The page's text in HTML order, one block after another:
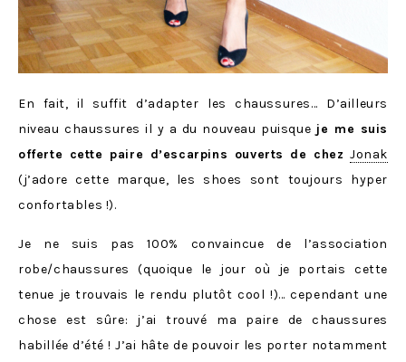
En fait, il suffit d’adapter les chaussures… D’ailleurs
niveau chaussures il y a du nouveau puisque je me suis
offerte cette paire d’escarpins ouverts de chez Jonak
(j’adore cette marque, les shoes sont toujours hyper
confortables !).
Je ne suis pas 100% convaincue de l’association
robe/chaussures (quoique le jour où je portais cette
tenue je trouvais le rendu plutôt cool !)… cependant une
chose est sûre: j’ai trouvé ma paire de chaussures
habillée d’été ! J’ai hâte de pouvoir les porter notamment